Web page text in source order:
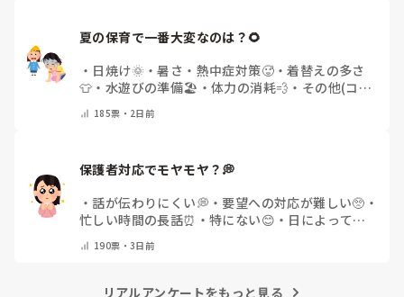
夏の保育で一番大変なのは？🌻
・ 日焼け🌞 ・暑さ・熱中症対策🥵・着替えの多さ
👕 ・ 水遊びの準備🏖️ ・ 体力の消耗💨 ・ その他(コメ
185票・ 2日前
保護者対応でモヤモヤ？💭
・話が伝わりにくい💭 ・ 要望への対応が難しい🥺 ・
忙しい時間の長話⏰ ・ 特にない😊 ・ 日によって違
190票・3日前
リアルアンケートをもっと見る